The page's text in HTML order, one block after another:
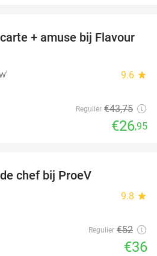
38%
+ amuse bij Flavour
9.6 star
Regulier €43,75
€26,95
chef bij ProeV
9.8 star
Regulier €52
€36